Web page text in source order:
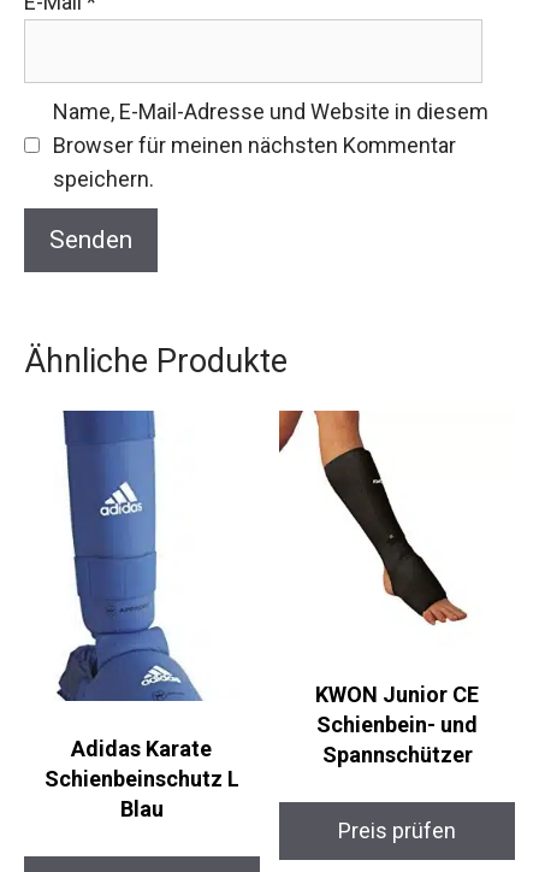
Name, E-Mail-Adresse und Website in diesem
Browser für meinen nächsten Kommentar
speichern.
Ähnliche Produkte
Adidas Karate
Schienbeinschutz L
Blau
KWON Junior CE
Schienbein- und
Spannschützer
Preis prüfen